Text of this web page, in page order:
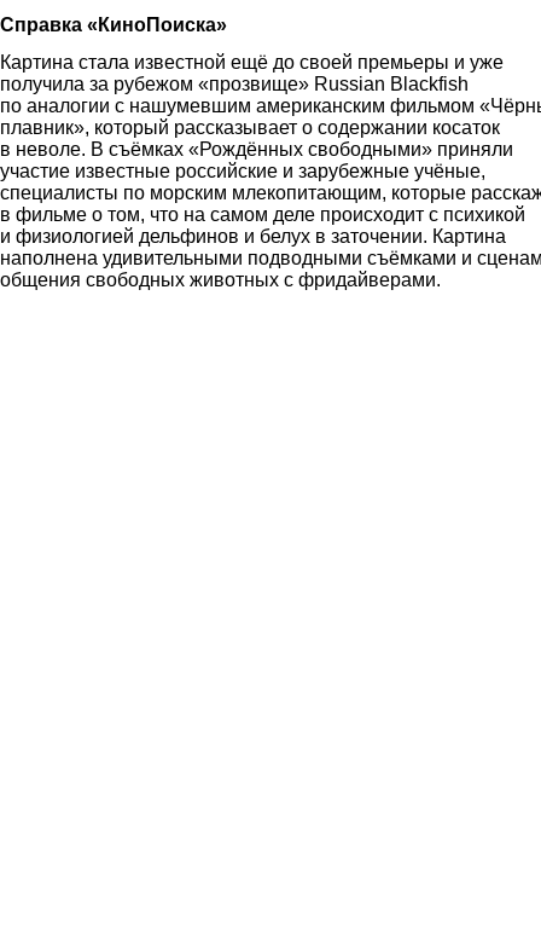
Справка «КиноПоиска»
Картина стала известной ещё до своей премьеры и уже
получила за рубежом «прозвище» Russian Blackfish
по аналогии с нашумевшим американским фильмом
плавник», который рассказывает о содержании косаток
в неволе. В съёмках «Рождённых свободными» приняли
участие известные российские и зарубежные учёные,
специалисты по морским млекопитающим, которые
в фильме о том, что на самом деле происходит с психикой
и физиологией дельфинов и белух в заточении. Картина
наполнена удивительными подводными съёмками и
общения свободных животных c фридайверами.